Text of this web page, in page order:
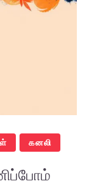
கனலி